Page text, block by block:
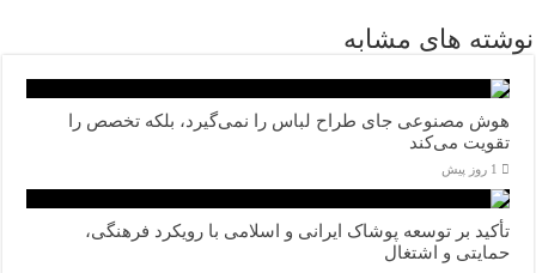
نوشته های مشابه
هوش مصنوعی جای طراح لباس را نمی‌گیرد، بلکه تخصص را
تقویت می‌کند
1 روز پیش
تأکید بر توسعه پوشاک ایرانی و اسلامی با رویکرد فرهنگی،
حمایتی و اشتغال